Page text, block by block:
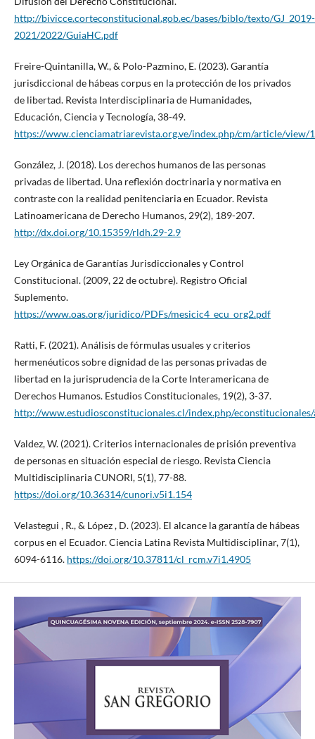
http://bivicce.corteconstitucional.gob.ec/bases/biblo/texto/GJ_2019-
2021/2022/GuiaHC.pdf
Freire-Quintanilla, W., & Polo-Pazmino, E. (2023). Garantía
jurisdiccional de hábeas corpus en la protección de los privados
de libertad. Revista Interdisciplinaria de Humanidades,
Educación, Ciencia y Tecnología, 38-49.
https://www.cienciamatriarevista.org.ve/index.php/cm/article/view/
González, J. (2018). Los derechos humanos de las personas
privadas de libertad. Una reflexión doctrinaria y normativa en
contraste con la realidad penitenciaria en Ecuador. Revista
Latinoamericana de Derecho Humanos, 29(2), 189-207.
http://dx.doi.org/10.15359/rldh.29-2.9
Ley Orgánica de Garantías Jurisdiccionales y Control
Constitucional. (2009, 22 de octubre). Registro Oficial
Suplemento.
https://www.oas.org/juridico/PDFs/mesicic4_ecu_org2.pdf
Ratti, F. (2021). Análisis de fórmulas usuales y criterios
hermenéuticos sobre dignidad de las personas privadas de
libertad en la jurisprudencia de la Corte Interamericana de
Derechos Humanos. Estudios Constitucionales, 19(2), 3-37.
http://www.estudiosconstitucionales.cl/index.php/
Valdez, W. (2021). Criterios internacionales de prisión preventiva
de personas en situación especial de riesgo. Revista Ciencia
Multidisciplinaria CUNORI, 5(1), 77-88.
https://doi.org/10.36314/cunori.v5i1.154
Velastegui , R., & López , D. (2023). El alcance la garantía de hábeas
corpus en el Ecuador. Ciencia Latina Revista Multidisciplinar, 7(1),
6094-6116. https://doi.org/10.37811/cl_rcm.v7i1.4905